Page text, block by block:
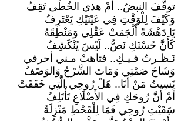
توقَّفَ النبضُ.. أمْ هذي الخُطَى تَقِفُ
وَكَيْفَ لِلْوَقْتِ فِي عَيْنَيْكِ يَعْتَرِفُ
يَا دَهْشَةً أَلْجَمَتْ عَقْلِي وَمَنْطِقَهُ
كَأَنَّ حُسْنَكِ نَصٌّ.. لَيْسَ يُنْكَشِفُ
نَـظـرتُ فـيـكِ.. فتاهتْ مـني أحرفي
وَشَاخَ صَمْتِي وَمَاتَ الشَّرْحُ وَالوَصْفُ
نَسِيتُ مَنْ أَنَا.. هَلْ رُوحِي الَّتِي خَفَقَتْ
أَمْ أَنَّ رُوحَكِ فِي الأَضْلَاعِ تَأْتَلِفُ
سَقَيْتِ رُوحِي فَمَا لِلْقَحْطِ مَنْزِلَةٌ